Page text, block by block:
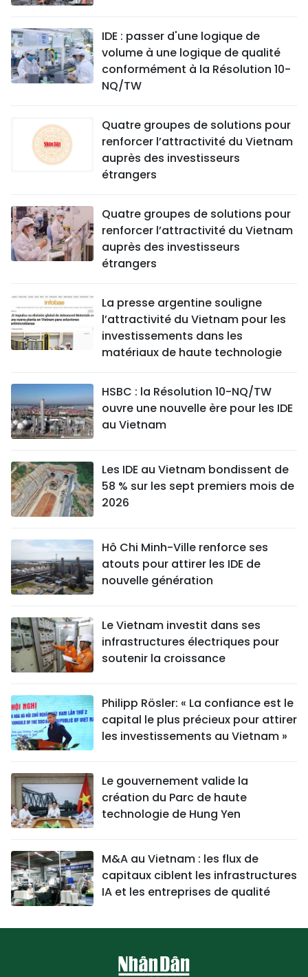
IDE : passer d'une logique de
volume à une logique de qualité
conformément à la Résolution 10-
NQ/TW
Quatre groupes de solutions pour
renforcer l’attractivité du Vietnam
auprès des investisseurs
étrangers
Quatre groupes de solutions pour
renforcer l’attractivité du Vietnam
auprès des investisseurs
étrangers
La presse argentine souligne
l’attractivité du Vietnam pour les
investissements dans les
matériaux de haute technologie
HSBC : la Résolution 10-NQ/TW
ouvre une nouvelle ère pour les IDE
au Vietnam
Les IDE au Vietnam bondissent de
58 % sur les sept premiers mois de
2026
Hô Chi Minh-Ville renforce ses
atouts pour attirer les IDE de
nouvelle génération
Le Vietnam investit dans ses
infrastructures électriques pour
soutenir la croissance
Philipp Rösler: « La confiance est le
capital le plus précieux pour attirer
les investissements au Vietnam »
Le gouvernement valide la
création du Parc de haute
technologie de Hung Yen
M&A au Vietnam : les flux de
capitaux ciblent les infrastructures
IA et les entreprises de qualité